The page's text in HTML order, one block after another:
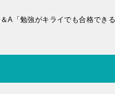
A「勉強がキライでも合格でき